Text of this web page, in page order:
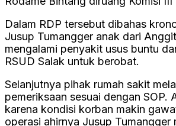
Dalam RDP tersebut dibahas
Jusup Tumangger anak dari
mengalami penyakit usus buntu
RSUD Salak untuk berobat.
Selanjutnya pihak rumah sakit
pemeriksaan sesuai dengan SOP.
karena kondisi korban makin
operasi ahirnya Jusup Tumangger